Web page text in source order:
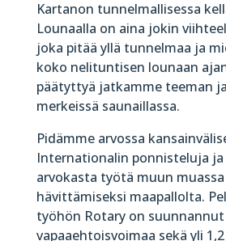
Kartanon tunnelmallisessa
Lounaalla on aina jokin
joka pitää yllä tunnelmaa ja
koko nelituntisen lounaan
päätyttyä jatkamme teeman
merkeissä saunaillassa.
Pidämme arvossa
Internationalin ponnisteluja
arvokasta työtä muun
hävittämiseksi maapallolta.
työhön Rotary on
vapaaehtoisvoimaa sekä yli